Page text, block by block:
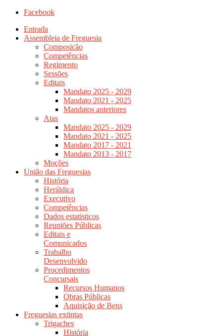
Facebook
Entrada
Assembleia de Freguesia
Composição
Competências
Regimento
Sessões
Editais
Mandato 2025 - 2029
Mandato 2021 - 2025
Mandatos anteriores
Atas
Mandato 2025 - 2029
Mandato 2021 - 2025
Mandato 2017 - 2021
Mandato 2013 - 2017
Moções
União das Freguesias
História
Heráldica
Executivo
Competências
Dados estatisticos
Reuniões Públicas
Editais e
Comunicados
Trabalho
Desenvolvido
Procedimentos
Concursais
Recursos Humanos
Obras Públicas
Aquisição de Bens
Freguesias extintas
Trigaches
História